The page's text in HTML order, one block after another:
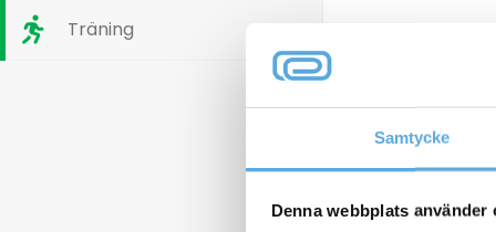
Samtycke
Denna webbplats använder
Träning